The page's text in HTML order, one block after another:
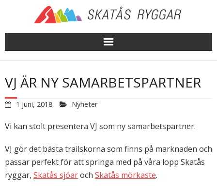
content
VJ ÄR NY SAMARBETSPARTNER
1 juni, 2018 Nyheter
Vi kan stolt presentera VJ som ny samarbetspartner.
VJ gör det bästa trailskorna som finns på marknaden och
passar perfekt för att springa med på våra lopp Skatås
ryggar, Skatås sjöaroch Skatås mörkaste.